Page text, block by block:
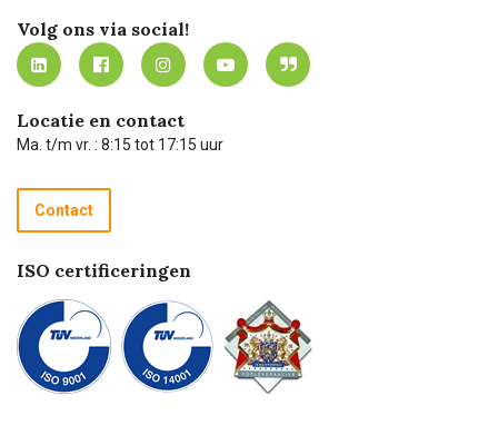
Werken bij Carel Lurvink
MVO
Mijn Carel Lurvink
Mijn Carel Lurvink instructievideo's
Carel Lurvink App
Hulp op afstand
Technische dienst
Recycle programma
Betalen
Innovation LAB
Tevreden klanten
Carel Lurvink Blog
Carel de podcast
Volg ons via social!
Locatie en contact
Ma. t/m vr. : 8:15 tot 17:15 uur
Contact
ISO certificeringen